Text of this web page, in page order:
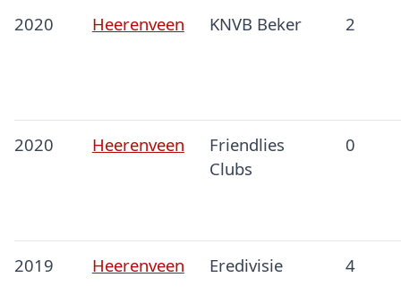
2020 Heerenveen KNVB Beker 2
2020 Heerenveen
Friendlies
Clubs
0
2019 Heerenveen Eredivisie 4